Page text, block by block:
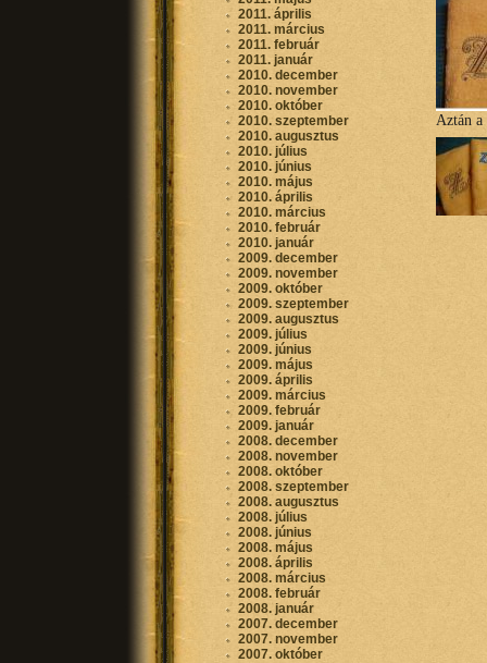
Aztán
2011. április
2011. március
2011. február
2011. január
2010. december
2010. november
2010. október
2010. szeptember
2010. augusztus
2010. július
2010. június
2010. május
2010. április
2010. március
2010. február
2010. január
2009. december
2009. november
2009. október
2009. szeptember
2009. augusztus
2009. július
2009. június
2009. május
2009. április
2009. március
2009. február
2009. január
2008. december
2008. november
2008. október
2008. szeptember
2008. augusztus
2008. július
2008. június
2008. május
2008. április
2008. március
2008. február
2008. január
2007. december
2007. november
2007. október